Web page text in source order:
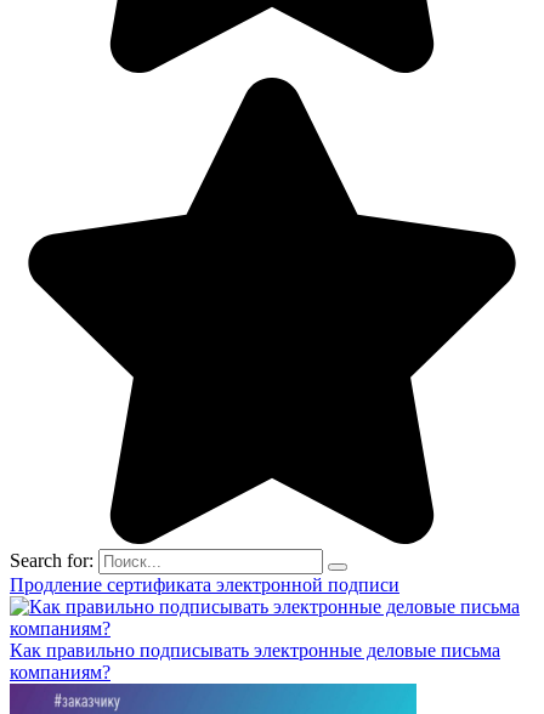
Search for:
Продление сертификата электронной подписи
Как правильно подписывать электронные деловые письма
компаниям?